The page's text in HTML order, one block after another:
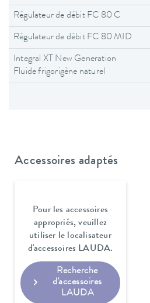
Régulateur de débit FC 80 C
Régulateur de débit FC 80 MID
Integral XT New Generation
Fluide frigorigène naturel
Accessoires adaptés
Pour les accessoires
appropriés, veuillez
utiliser le localisateur
d'accessoires LAUDA.
Recherche
d'accessoires
LAUDA